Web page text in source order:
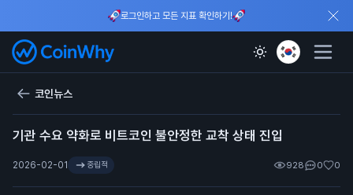
로그인하고 모든 지표 확인하기!
코인뉴스
기관 수요 약화로 비트코인 불안정한 교착 상태 진입
2026-02-01 중립적 928 0 0